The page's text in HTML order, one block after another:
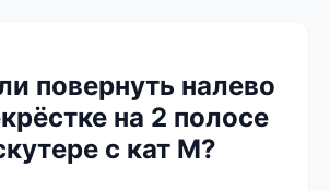
повернуть налево
на 2 полосе
с кат М?